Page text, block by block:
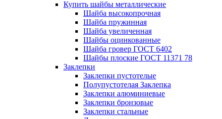
Купить шайбы металлические
Шайба высокопрочная
Шайба пружинная
Шайба увеличенная
Шайбы оцинкованные
Шайба гровер ГОСТ 6402
Шайбы плоские ГОСТ 11371 78
Заклепки
Заклепки пустотелые
Полупустотелая Заклепка
Заклепки алюминиевые
Заклепки бронзовые
Заклепки стальные